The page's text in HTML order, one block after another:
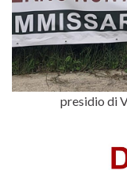
presidio di